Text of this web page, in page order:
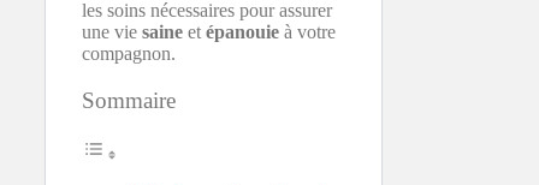
les soins nécessaires pour assurer
une vie saine et épanouie à votre
compagnon.
Sommaire